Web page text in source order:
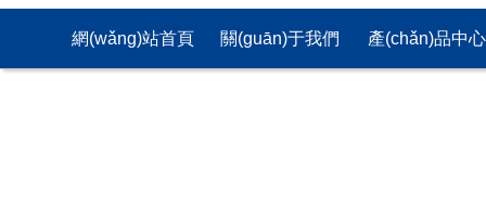
網(wǎng)站首頁 關(guān)于我們 產(chǎn)品中心